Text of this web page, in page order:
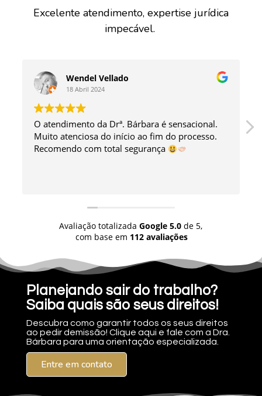
Excelente atendimento, expertise jurídica
impecável.
Wendel Vellado
18 Abril 2024
O atendimento da Drª. Bárbara é sensacional.
Muito atenciosa do início ao fim do processo.
Recomendo com total segurança
Avaliação totalizada Google 5.0de 5,
com base em 112 avaliações
Planejando sair do trabalho?
Saiba quais são seus direitos!
Descubra como garantir todos os seus direitos
ao pedir demissão! Clique aqui e fale com a Dra.
Bárbara para uma orientação especializada.
Entre em contato